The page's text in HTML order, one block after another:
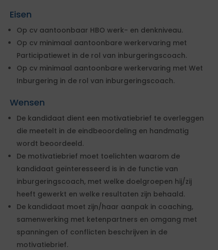
Eisen
Op cv aantoonbaar HBO werk- en denkniveau.
Op cv minimaal aantoonbare werkervaring met
Participatiewet in de rol van inburgeringscoach.
Op cv minimaal aantoonbare werkervaring met Wet
Inburgering in de rol van inburgeringscoach.
Wensen
De kandidaat dient een motivatiebrief te overleggen
die meetelt in de eindbeoordeling en handmatig
wordt beoordeeld.
De motivatiebrief moet toelichten waarom de
kandidaat geïnteresseerd is in de functie van
inburgeringscoach, met welke doelgroepen hij/zij
heeft gewerkt en welke resultaten zijn behaald.
De kandidaat moet zijn/haar aanpak in coaching,
samenwerking met ketenpartners en omgang met
spanningen of conflicten beschrijven in de
motivatiebrief.